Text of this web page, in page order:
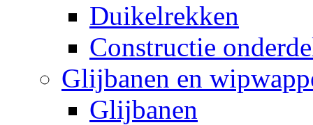
Duikelrekken
Constructie
Glijbanen en
Glijbanen